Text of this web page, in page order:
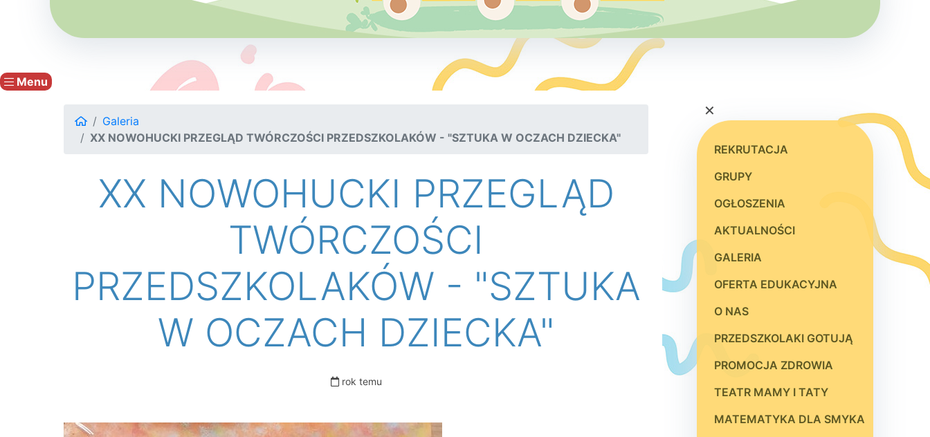
Menu
×
REKRUTACJA
GRUPY
OGŁOSZENIA
AKTUALNOŚCI
GALERIA
OFERTA EDUKACYJNA
O NAS
PRZEDSZKOLAKI GOTUJĄ
PROMOCJA ZDROWIA
TEATR MAMY I TATY
MATEMATYKA DLA SMYKA
Galeria
XX NOWOHUCKI PRZEGLĄD TWÓRCZOŚCI PRZEDSZKOLAKÓW - "SZTUKA W OCZACH DZIECKA"
XX NOWOHUCKI PRZEGLĄD
TWÓRCZOŚCI
PRZEDSZKOLAKÓW - "SZTUKA
W OCZACH DZIECKA"
rok temu